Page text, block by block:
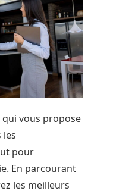
vous propose
les
pour
En parcourant
les meilleurs